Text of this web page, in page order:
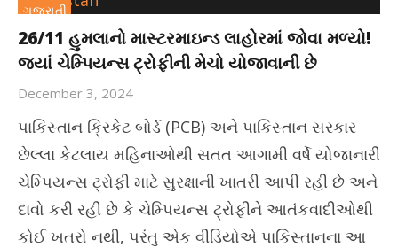
ગુજરાતી
26/11 હુમલાનો માસ્ટરમાઇન્ડ લાહોરમાં જોવા મળ્યો!
જ્યાં ચેમ્પિયન્સ ટ્રોફીની મેચો યોજાવાની છે
December 3, 2024
પાકિસ્તાન ક્રિકેટ બોર્ડ (PCB) અને પાકિસ્તાન સરકાર
છેલ્લા કેટલાય મહિનાઓથી સતત આગામી વર્ષે યોજાનારી
ચેમ્પિયન્સ ટ્રોફી માટે સુરક્ષાની ખાતરી આપી રહી છે અને
દાવો કરી રહી છે કે ચેમ્પિયન્સ ટ્રોફીને આતંકવાદીઓથી
કોઈ ખતરો નથી, પરંતુ એક વીડિયોએ પાકિસ્તાનના આ